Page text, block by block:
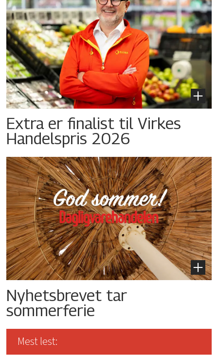
Extra er finalist til Virkes
Handelspris 2026
Nyhetsbrevet tar
sommerferie
Mest lest: